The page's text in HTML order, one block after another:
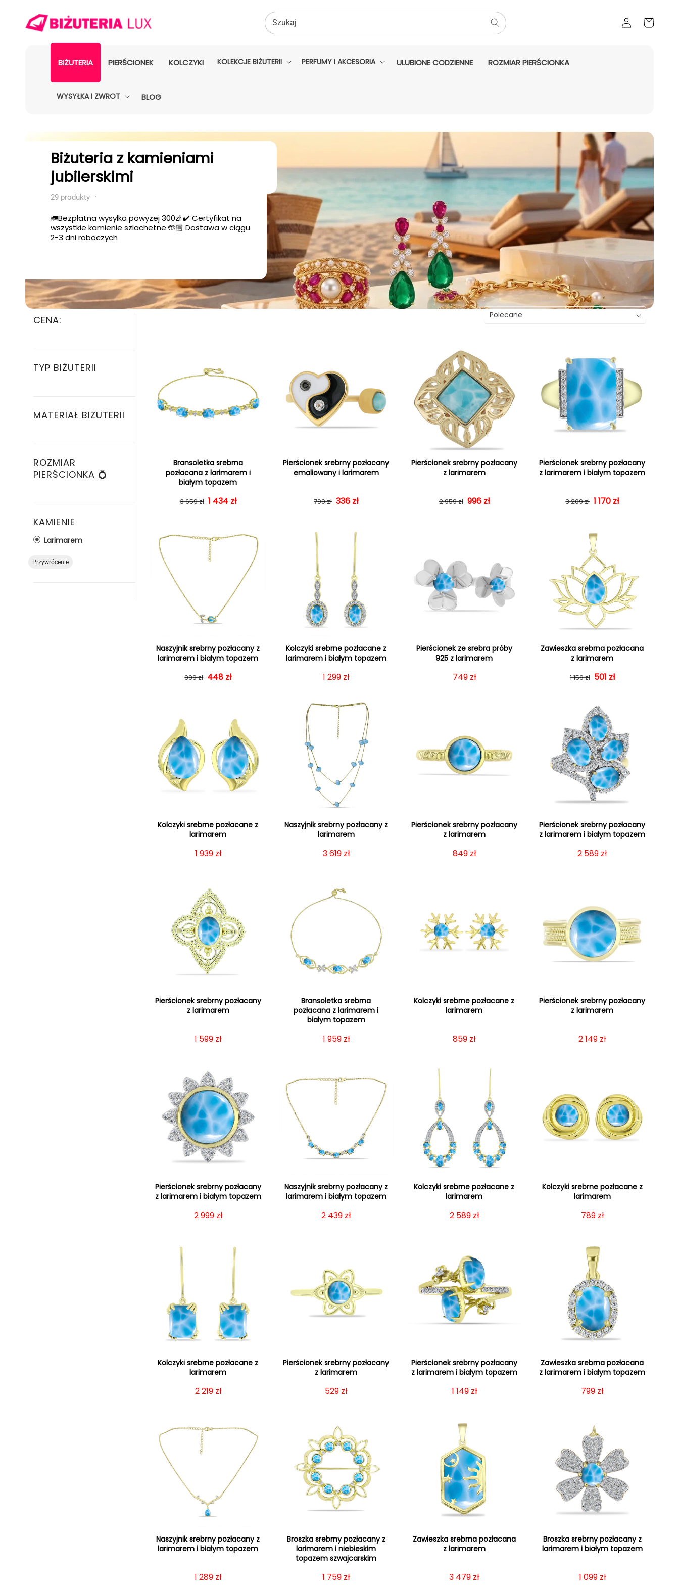
Zaloguj
się
Koszyk
Szukaj
BIŻUTERIA PIERŚCIONEK KOLCZYKI KOLEKCJE BIŻUTERII PERFUMY I AKCESORIA ULUBIONE CODZIENNE ROZMIAR PIERŚCIONKA
WYSYŁKA I ZWROT BLOG
Kolekcja:
Biżuteria z kamieniami
jubilerskimi
29 produkty ·
🚛Bezpłatna wysyłka powyżej 300zł ✔️ Certyfikat na
wszystkie kamienie szlachetne 🤲🏼 Dostawa w ciągu
2-3 dni roboczych
Bransoletka srebrna
pozłacana z larimarem i
białym topazem
Cena regularna
3 659 zł Cena sprzedaży
1 434 zł
Pierścionek srebrny pozłacany
emaliowany i larimarem
Cena regularna
799 zł Cena sprzedaży
336 zł
Pierścionek srebrny pozłacany
z larimarem
Cena regularna
2 959 zł Cena sprzedaży
996 zł
Pierścionek srebrny pozłacany
z larimarem i białym topazem
Cena regularna
3 209 zł Cena sprzedaży
1 170 zł
Naszyjnik srebrny pozłacany z
larimarem i białym topazem
Cena regularna
999 zł Cena sprzedaży
448 zł
Kolczyki srebrne pozłacane z
larimarem i białym topazem
Cena regularna
1 299 zł
Pierścionek ze srebra próby
925 z larimarem
Cena regularna
749 zł
Zawieszka srebrna pozłacana
z larimarem
Cena regularna
1 159 zł Cena sprzedaży
501 zł
Kolczyki srebrne pozłacane z
larimarem
Cena regularna
1 939 zł
Naszyjnik srebrny pozłacany z
larimarem
Cena regularna
3 619 zł
Pierścionek srebrny pozłacany
z larimarem
Cena regularna
849 zł
Pierścionek srebrny pozłacany
z larimarem i białym topazem
Cena regularna
2 589 zł
Pierścionek srebrny pozłacany
z larimarem
Cena regularna
1 599 zł
Bransoletka srebrna
pozłacana z larimarem i
białym topazem
Cena regularna
1 959 zł
Kolczyki srebrne pozłacane z
larimarem
Cena regularna
859 zł
Pierścionek srebrny pozłacany
z larimarem
Cena regularna
2 149 zł
Pierścionek srebrny pozłacany
z larimarem i białym topazem
Cena regularna
2 999 zł
Naszyjnik srebrny pozłacany z
larimarem i białym topazem
Cena regularna
2 439 zł
Kolczyki srebrne pozłacane z
larimarem
Cena regularna
2 589 zł
Kolczyki srebrne pozłacane z
larimarem
Cena regularna
789 zł
Kolczyki srebrne pozłacane z
larimarem
Cena regularna
2 219 zł
Pierścionek srebrny pozłacany
z larimarem
Cena regularna
529 zł
Pierścionek srebrny pozłacany
z larimarem i białym topazem
Cena regularna
1 149 zł
Zawieszka srebrna pozłacana
z larimarem i białym topazem
Cena regularna
799 zł
Naszyjnik srebrny pozłacany z
larimarem i białym topazem
Cena regularna
1 289 zł
Broszka srebrny pozłacany z
larimarem i niebieskim
topazem szwajcarskim
Cena regularna
1 759 zł
Zawieszka srebrna pozłacana
z larimarem
Cena regularna
3 479 zł
Broszka srebrny pozłacany z
larimarem i białym topazem
Cena regularna
1 099 zł
CENA:
TYP BIŻUTERII
MATERIAŁ BIŻUTERII
ROZMIAR
PIERŚCIONKA 💍
KAMIENIE
Larimarem
Przywrócenie